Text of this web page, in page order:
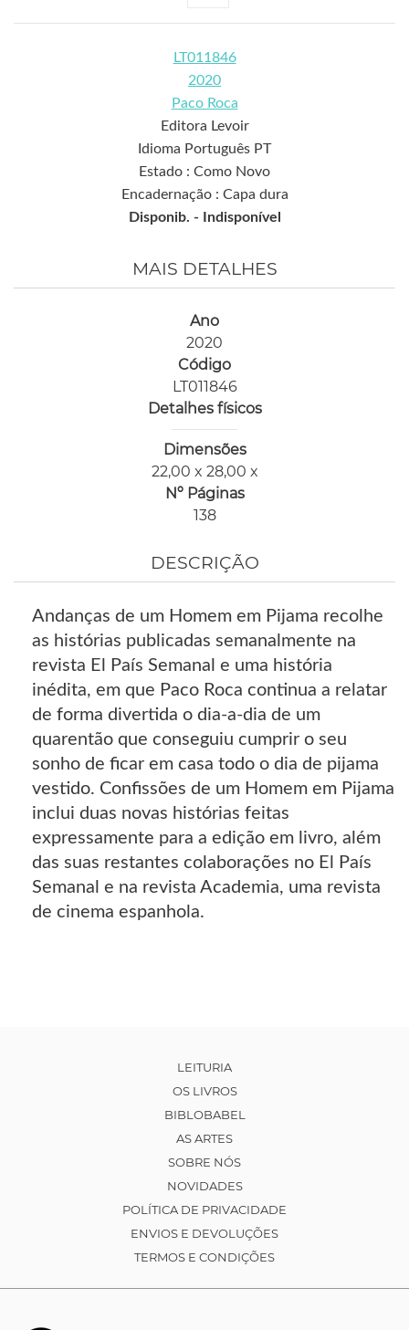
LT011846
2020
Paco Roca
Editora Levoir
Idioma Português PT
Estado : Como Novo
Encadernação : Capa dura
Disponib. -
Indisponível
MAIS DETALHES
Ano
2020
Código
LT011846
Detalhes físicos
Dimensões
22,00 x 28,00 x
Nº Páginas
138
DESCRIÇÃO
Andanças de um Homem em Pijama recolhe
as histórias publicadas semanalmente na
revista El País Semanal e uma história
inédita, em que Paco Roca continua a relatar
de forma divertida o dia-a-dia de um
quarentão que conseguiu cumprir o seu
sonho de ficar em casa todo o dia de pijama
vestido. Confissões de um Homem em Pijama
inclui duas novas histórias feitas
expressamente para a edição em livro, além
das suas restantes colaborações no El País
Semanal e na revista Academia, uma revista
de cinema espanhola.
LEITURIA
OS LIVROS
BIBLOBABEL
AS ARTES
SOBRE NÓS
NOVIDADES
POLÍTICA DE PRIVACIDADE
ENVIOS E DEVOLUÇÕES
TERMOS E CONDIÇÕES